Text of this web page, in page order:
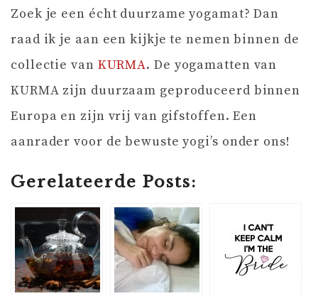
Zoek je een écht duurzame yogamat? Dan
raad ik je aan een kijkje te nemen binnen de
collectie van KURMA. De yogamatten van
KURMA zijn duurzaam geproduceerd binnen
Europa en zijn vrij van gifstoffen. Een
aanrader voor de bewuste yogi’s onder ons!
Gerelateerde Posts: